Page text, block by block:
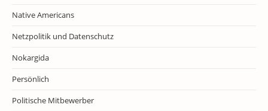
Native Americans
Netzpolitik und Datenschutz
Nokargida
Persönlich
Politische Mitbewerber